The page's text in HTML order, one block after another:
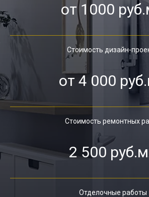
от 1000
Стоимость дизайн-
от 4 000
Стоимость ремонтных
2 500
Отделочные работы